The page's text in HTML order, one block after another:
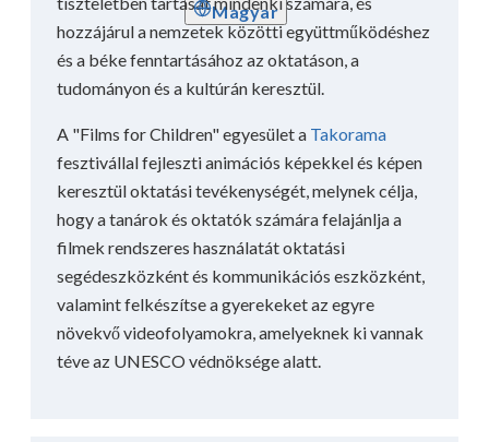
Magyar
hozzájárul a nemzetek közötti együttműködéshez
és a béke fenntartásához az oktatáson, a
tudományon és a kultúrán keresztül.
A "Films for Children" egyesület a Takorama
fesztivállal fejleszti animációs képekkel és képen
keresztül oktatási tevékenységét, melynek célja,
hogy a tanárok és oktatók számára felajánlja a
filmek rendszeres használatát oktatási
segédeszközként és kommunikációs eszközként,
valamint felkészítse a gyerekeket az egyre
növekvő videofolyamokra, amelyeknek ki vannak
téve az UNESCO védnöksége alatt.